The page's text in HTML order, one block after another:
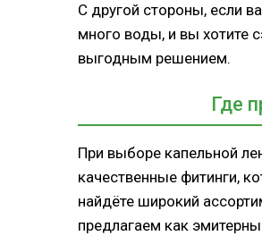
С другой стороны, если
много воды, и вы хотите
выгодным решением.
Где
При выборе капельной
качественные фитинги,
найдёте широкий
предлагаем как